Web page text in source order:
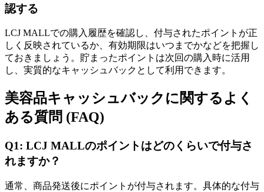
認する
LCJ MALLでの購入履歴を確認し、付与されたポイントが正
しく反映されているか、有効期限はいつまでかなどを把握し
ておきましょう。貯まったポイントは次回の購入時に活用
し、実質的なキャッシュバックとして利用できます。
美容品キャッシュバックに関するよく
ある質問 (FAQ)
Q1: LCJ MALLのポイントはどのくらいで付与さ
れますか？
通常、商品発送後にポイントが付与されます。具体的な付与